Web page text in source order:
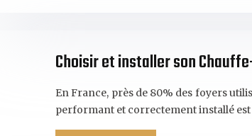
Choisir et installer son
En France, près de 80% des foyers
performant et correctement installé